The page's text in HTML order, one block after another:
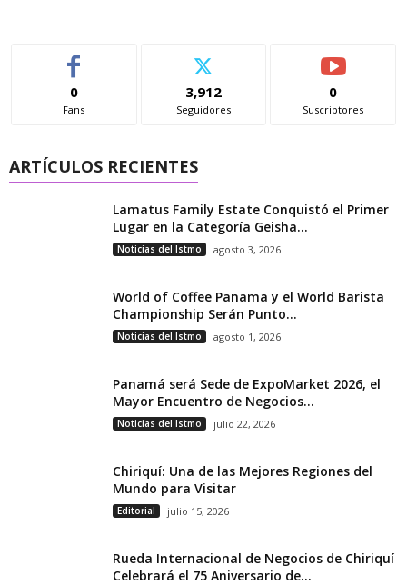
0
Fans
3,912
Seguidores
0
Suscriptores
ARTÍCULOS RECIENTES
Lamatus Family Estate Conquistó el Primer
Lugar en la Categoría Geisha...
Noticias del Istmo agosto 3, 2026
World of Coffee Panama y el World Barista
Championship Serán Punto...
Noticias del Istmo agosto 1, 2026
Panamá será Sede de ExpoMarket 2026, el
Mayor Encuentro de Negocios...
Noticias del Istmo julio 22, 2026
Chiriquí: Una de las Mejores Regiones del
Mundo para Visitar
Editorial julio 15, 2026
Rueda Internacional de Negocios de Chiriquí
Celebrará el 75 Aniversario de...